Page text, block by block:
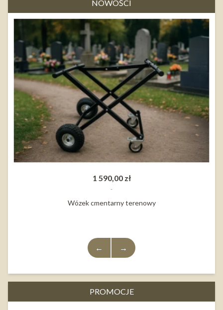
NOWOŚCI
1 590,00 zł
Wózek cmentarny terenowy
← →
PROMOCJE